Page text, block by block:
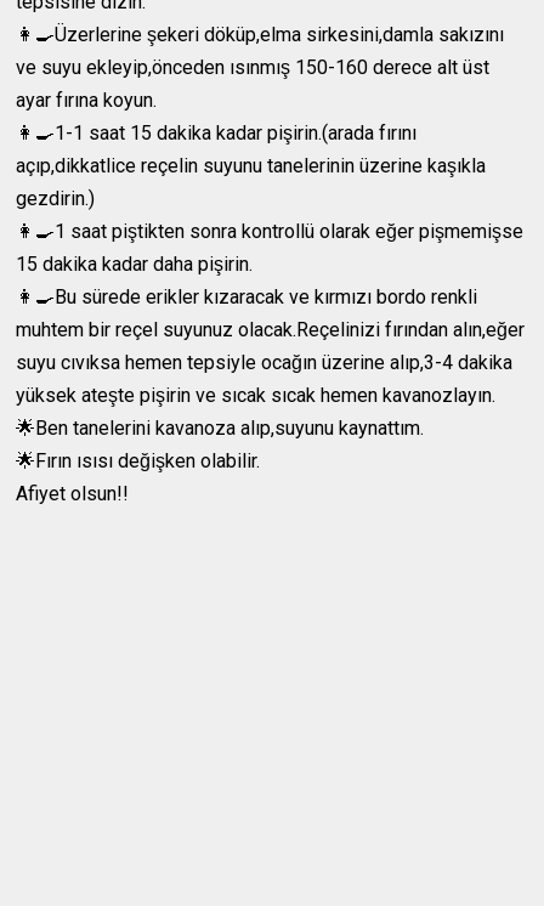
👩‍🍳Üzerlerine şekeri döküp,elma sirkesini,damla sakızını
ve suyu ekleyip,önceden ısınmış 150-160 derece alt üst
ayar fırına koyun.
👩‍🍳1-1 saat 15 dakika kadar pişirin.(arada fırını
açıp,dikkatlice reçelin suyunu tanelerinin üzerine kaşıkla
gezdirin.)
👩‍🍳1 saat piştikten sonra kontrollü olarak eğer pişmemişse
15 dakika kadar daha pişirin.
👩‍🍳Bu sürede erikler kızaracak ve kırmızı bordo renkli
muhtem bir reçel suyunuz olacak.Reçelinizi fırından alın,eğer
suyu cıvıksa hemen tepsiyle ocağın üzerine alıp,3-4 dakika
yüksek ateşte pişirin ve sıcak sıcak hemen kavanozlayın.
🌟Ben tanelerini kavanoza alıp,suyunu kaynattım.
🌟Fırın ısısı değişken olabilir.
Afiyet olsun!!